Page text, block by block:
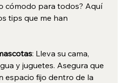
cómodo para todos? Aquí
tips que me han
: Lleva su cama,
y juguetes. Asegura que
espacio fijo dentro de la